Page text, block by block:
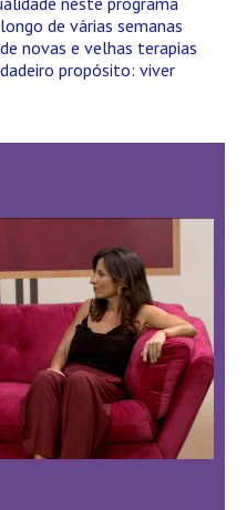
de várias semanas
novas e velhas terapias
propósito: viver